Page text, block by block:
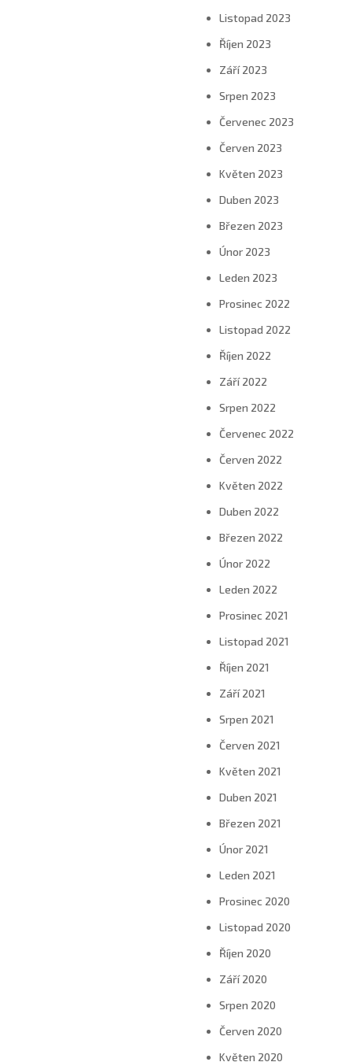
Listopad 2023
Říjen 2023
Září 2023
Srpen 2023
Červenec 2023
Červen 2023
Květen 2023
Duben 2023
Březen 2023
Únor 2023
Leden 2023
Prosinec 2022
Listopad 2022
Říjen 2022
Září 2022
Srpen 2022
Červenec 2022
Červen 2022
Květen 2022
Duben 2022
Březen 2022
Únor 2022
Leden 2022
Prosinec 2021
Listopad 2021
Říjen 2021
Září 2021
Srpen 2021
Červen 2021
Květen 2021
Duben 2021
Březen 2021
Únor 2021
Leden 2021
Prosinec 2020
Listopad 2020
Říjen 2020
Září 2020
Srpen 2020
Červen 2020
Květen 2020